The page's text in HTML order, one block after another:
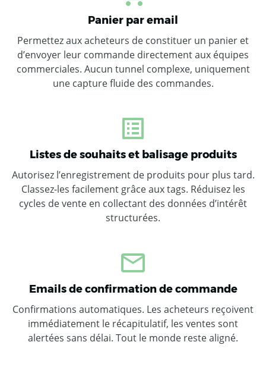
Panier par email
Permettez aux acheteurs de constituer un panier et
d’envoyer leur commande directement aux équipes
commerciales. Aucun tunnel complexe, uniquement
une capture fluide des commandes.
Listes de souhaits et balisage produits
Autorisez l’enregistrement de produits pour plus tard.
Classez-les facilement grâce aux tags. Réduisez les
cycles de vente en collectant des données d’intérêt
structurées.
Emails de confirmation de commande
Confirmations automatiques. Les acheteurs reçoivent
immédiatement le récapitulatif, les ventes sont
alertées sans délai. Tout le monde reste aligné.